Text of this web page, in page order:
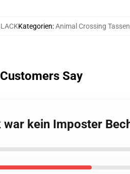
Kategorien:Animal Crossing Tassen
Say
kein Imposter